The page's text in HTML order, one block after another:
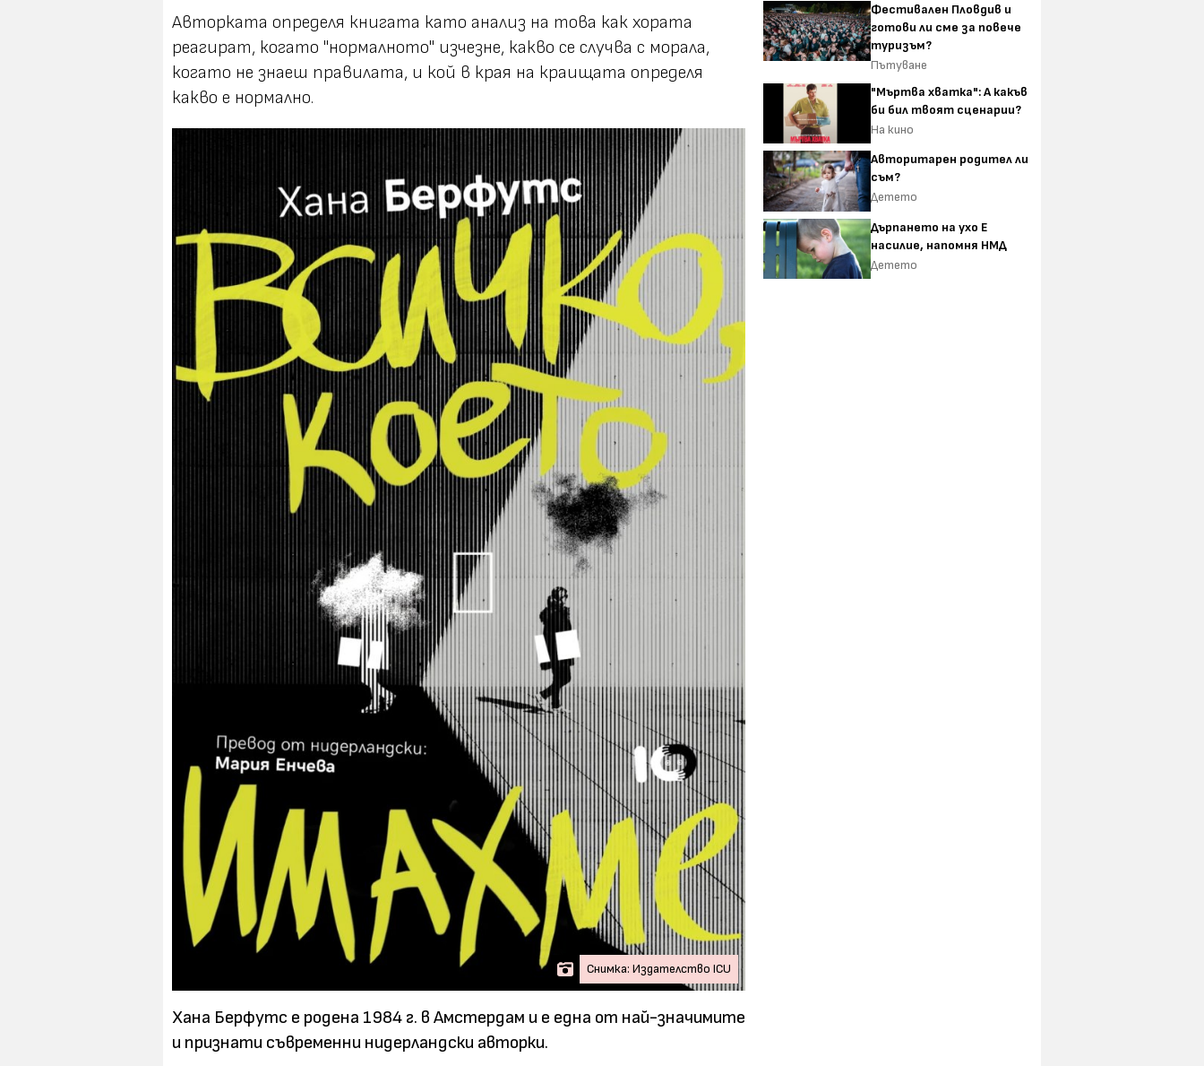
Авторката определя книгата като анализ на това как хората
реагират, когато "нормалното" изчезне, какво се случва с морала,
когато не знаеш правилата, и кой в края на краищата определя
какво е нормално.
Снимка: Издателство ICU
Хана Берфутс е родена 1984 г. в Амстердам и е една от най-значимите
и признати съвременни нидерландски авторки.
Фестивален Пловдив и
готови ли сме за повече
туризъм?
Пътуване
"Мъртва хватка": А какъв
би бил твоят сценарии?
На кино
Авторитарен родител ли
съм?
Детето
Дърпането на ухо Е
насилие, напомня НМД
Детето